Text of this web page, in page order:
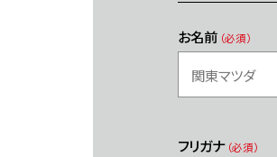
お名前 （必須）
フリガナ （必須）